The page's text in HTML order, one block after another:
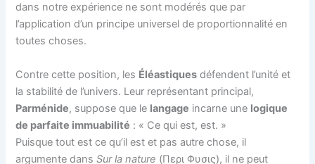
dans notre expérience ne sont modérés que par
l’application d’un principe universel de proportionnalité en
toutes choses.
Contre cette position, les Éléastiques défendent l’unité et
la stabilité de l’univers. Leur représentant principal,
Parménide, suppose que le langage incarne une logique
de parfaite immuabilité : « Ce qui est, est. »
Puisque tout est ce qu’il est et pas autre chose, il
argumente dansSur la nature (Περι Φυσις), il ne peut